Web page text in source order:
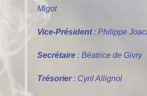
Migot
Vice-Président: Philippe
Secrétaire : Béatrice de Givry
Trésorier: Cyril Allignol